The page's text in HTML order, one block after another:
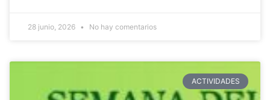
28 junio, 2026 No hay comentarios
ACTIVIDADES